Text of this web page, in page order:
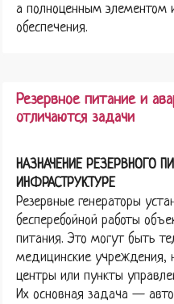
а полноценным элементом
обеспечения.
Резервное питание и
отличаются задачи
НАЗНАЧЕНИЕ РЕЗЕРВНОГО
ИНФРАСТРУКТУРЕ
Резервные генераторы
бесперебойной работы
питания. Это могут быть
медицинские учреждения,
центры или пункты
Их основная задача —